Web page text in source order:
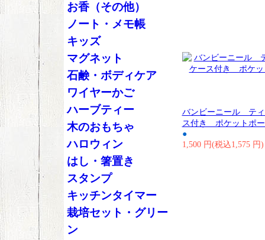
バンビーニール テ
ス付き ポケットポ
●
1,500 円(税込1,575 円)
お香（その他）
ノート・メモ帳
キッズ
マグネット
石鹸・ボディケア
ワイヤーかご
ハーブティー
木のおもちゃ
ハロウィン
はし・箸置き
スタンプ
キッチンタイマー
栽培セット・グリー
ン